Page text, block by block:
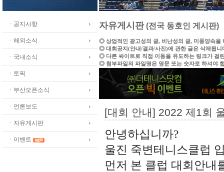
ㆍ공지사항
ㆍ해외소식
ㆍ국내소식
ㆍ토픽
ㆍ부산오픈소식
ㆍ언론보도
ㆍ자유게시판
ㆍ이벤트
자유게시판(전국 동호인 게시판)
◎ 상업적인 광고성의 글, 비난성의 글, 미풍양속을
◎ 대회공지(안내/결과/사진)에 관한 글은 삭제됩니
◎ 다른 싸이트로 직접 이동을 유도하는 링크가 걸
◎ 첨부파일의 파일명은 영문 또는 숫자로 하셔야
[대회 안내] 2022 제1회
안녕하십니까?
울진 죽변테니스클럽
먼저 본 클럽 대회안내